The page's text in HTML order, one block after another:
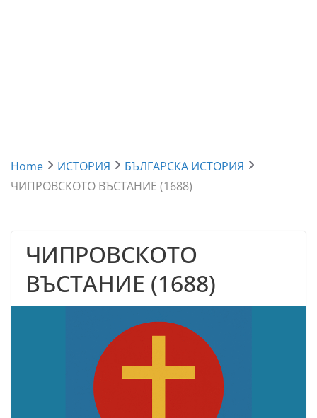
Home ИСТОРИЯ
БЪЛГАРСКА ИСТОРИЯ
ЧИПРОВСКОТО ВЪСТАНИЕ (1688)
ЧИПРОВСКОТО
ВЪСТАНИЕ (1688)